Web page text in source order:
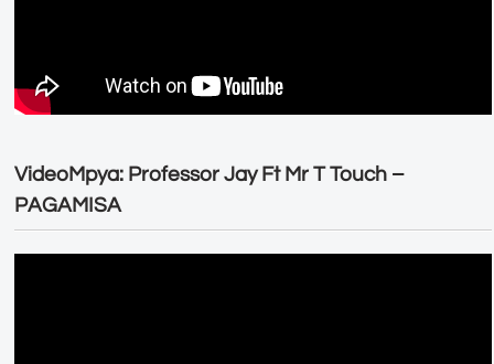
VideoMpya: Professor Jay Ft Mr T Touch –
PAGAMISA